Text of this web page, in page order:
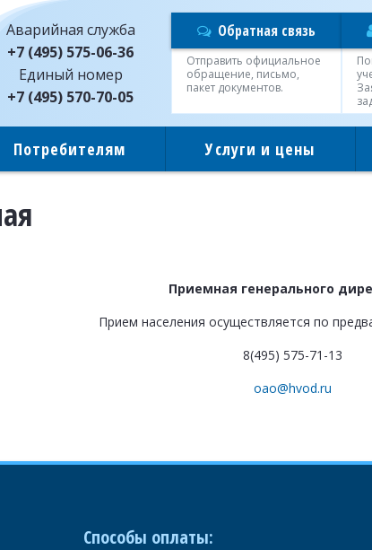
Аварийная служба
+7 (495) 575-06-36
Единый номер
+7 (495) 570-70-05
Обратная связь
Отправить официальное
обращение, письмо,
пакет документов.
Потребителям Услуги и цены
Приемная генерального
Прием населения осуществляется по
8(495) 575-71-13
oao@hvod.ru
Способы оплаты: